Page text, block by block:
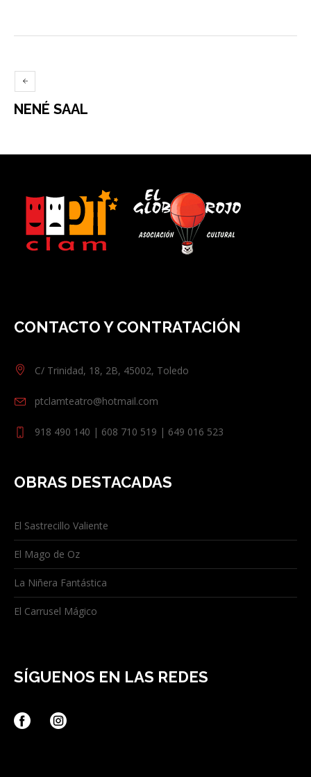
NENÉ SAAL
CONTACTO Y CONTRATACIÓN
C/ Trinidad, 18, 2B, 45002, Toledo
ptclamteatro@hotmail.com
918 490 140 | 608 710 519 | 649 016 523
OBRAS DESTACADAS
El Sastrecillo Valiente
El Mago de Oz
La Niñera Fantástica
El Carrusel Mágico
SÍGUENOS EN LAS REDES